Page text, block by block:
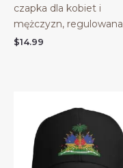
czapka dla kobiet i
mężczyzn, regulowana
$14.99